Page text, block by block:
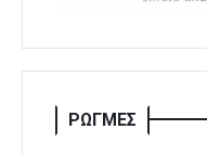
ΡΩΓΜΕΣ